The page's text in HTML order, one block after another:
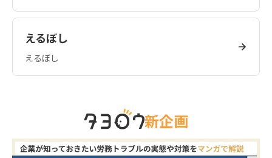
えるぼし
えるぼし
新企画